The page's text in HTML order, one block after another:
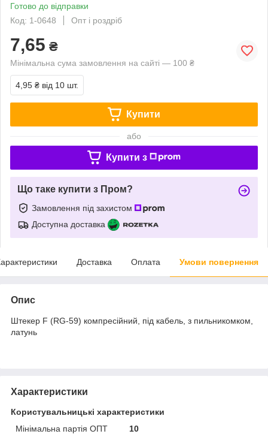
Готово до відправки
Код: 1-0648
Опт і роздріб
7,65 ₴
Мінімальна сума замовлення на сайті — 100 ₴
4,95 ₴ від 10 шт.
Купити
або
Купити з
Що таке купити з Пром?
Замовлення під захистом
Доступна доставка
Доставка Оплата Умови повернення
Опис
Штекер F (RG-59) компресійний, під кабель, з пильникомком,
латунь
Характеристики
Користувальницькі характеристики
Мінімальна партія ОПТ
10